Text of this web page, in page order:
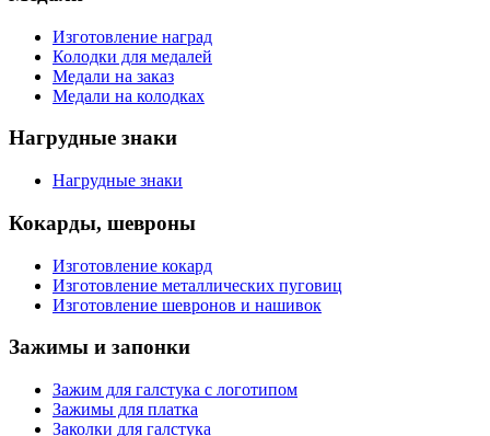
Изготовление наград
Колодки для медалей
Медали на заказ
Медали на колодках
Нагрудные знаки
Нагрудные знаки
Кокарды, шевроны
Изготовление кокард
Изготовление металлических пуговиц
Изготовление шевронов и нашивок
Зажимы и запонки
Зажим для галстука с логотипом
Зажимы для платка
Заколки для галстука